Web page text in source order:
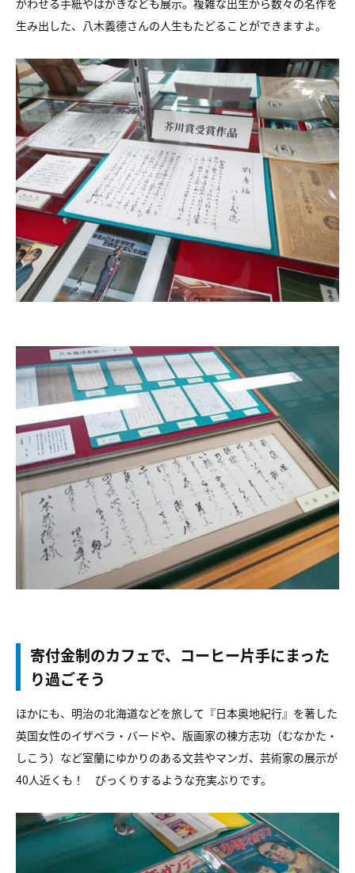
がわせる手紙やはがきなども展示。複雑な出生から数々の名作を
生み出した、八木義德さんの人生もたどることができますよ。
寄付金制のカフェで、コーヒー片手にまった
り過ごそう
ほかにも、明治の北海道などを旅して『日本奥地紀行』を著した
英国女性のイザベラ・バードや、版画家の棟方志功（むなかた・
しこう）など室蘭にゆかりのある文芸やマンガ、芸術家の展示が
40人近くも！ びっくりするような充実ぶりです。